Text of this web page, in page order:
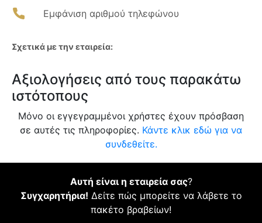
Εμφάνιση αριθμού τηλεφώνου
Σχετικά με την εταιρεία:
Αξιολογήσεις από τους παρακάτω
ιστότοπους
Μόνο οι εγγεγραμμένοι χρήστες έχουν πρόσβαση
σε αυτές τις πληροφορίες. Κάντε κλικ εδώ για να
συνδεθείτε.
Αυτή είναι η εταιρεία σας?
Συγχαρητήρια! Δείτε πώς μπορείτε να λάβετε το
πακέτο βραβείων!